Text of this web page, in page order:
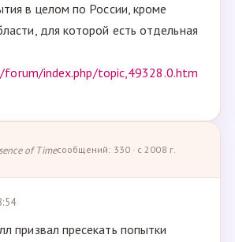
в целом по России, кроме
для которой есть отдельная
index.php/topic,49328.0.htm
of Timeсообщений: 330 · с 2008 г.
призвал пресекать попытки